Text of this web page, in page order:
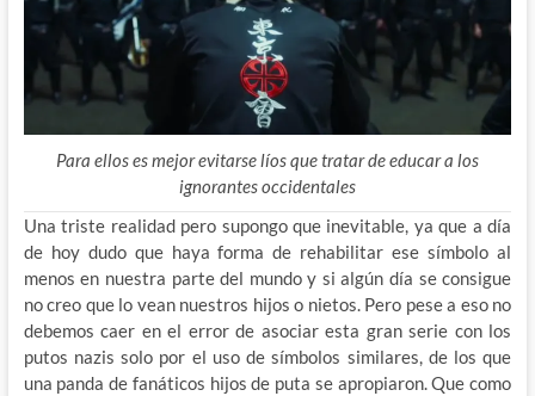
Para ellos es mejor evitarse líos que tratar de educar a los
ignorantes occidentales
Una triste realidad pero supongo que inevitable, ya que a día
de hoy dudo que haya forma de rehabilitar ese símbolo al
menos en nuestra parte del mundo y si algún día se consigue
no creo que lo vean nuestros hijos o nietos. Pero pese a eso no
debemos caer en el error de asociar esta gran serie con los
putos nazis solo por el uso de símbolos similares, de los que
una panda de fanáticos hijos de puta se apropiaron. Que como